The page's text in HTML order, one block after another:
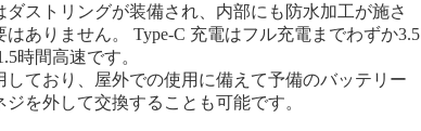
ストリングが装備され、内部にも防水加工が施さ
ありません。 Type-C 充電はフル充電までわずか3.5
時間高速です。
しており、屋外での使用に備えて予備のバッテリー
を外して交換することも可能です。